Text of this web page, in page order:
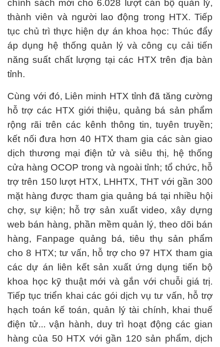
chính sách mới cho 6.028 lượt cán bộ quản lý,
thành viên và người lao động trong HTX. Tiếp
tục chủ trì thực hiện dự án khoa học: Thúc đẩy
áp dụng hệ thống quản lý và công cụ cải tiến
năng suất chất lượng tại các HTX trên địa bàn
tỉnh.
Cùng với đó, Liên minh HTX tỉnh đã tăng cường
hỗ trợ các HTX giới thiệu, quảng bá sản phẩm
rộng rãi trên các kênh thông tin, tuyên truyền;
kết nối đưa hơn 40 HTX tham gia các sàn giao
dịch thương mại điện tử và siêu thị, hệ thống
cửa hàng OCOP trong và ngoài tỉnh; tổ chức, hỗ
trợ trên 150 lượt HTX, LHHTX, THT với gần 300
mặt hàng được tham gia quảng bá tại nhiều hội
chợ, sự kiện; hỗ trợ sản xuất video, xây dựng
web bán hàng, phần mềm quản lý, theo dõi bán
hàng, Fanpage quảng bá, tiêu thụ sản phẩm
cho 8 HTX; tư vấn, hỗ trợ cho 97 HTX tham gia
các dự án liên kết sản xuất ứng dụng tiến bộ
khoa học kỹ thuật mới và gắn với chuỗi giá trị.
Tiếp tục triển khai các gói dịch vụ tư vấn, hỗ trợ
hạch toán kế toán, quản lý tài chính, khai thuế
điện tử... vận hành, duy trì hoạt động các gian
hàng của 50 HTX với gần 120 sản phẩm, dịch